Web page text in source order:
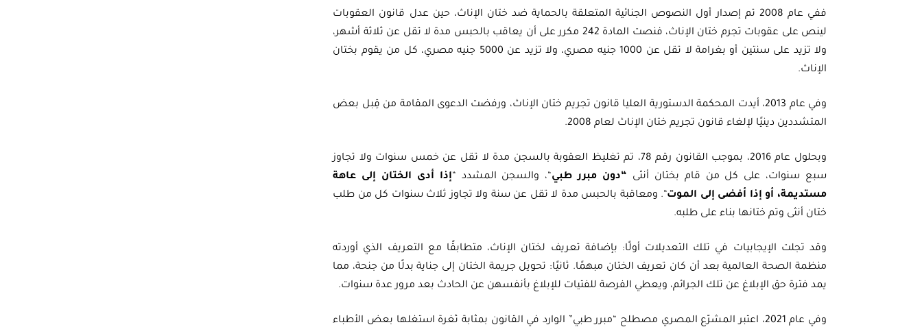
ففي عام 2008 تم إصدار أول النصوص الجنائية المتعلقة بالحماية ضد ختان الإناث، حين عدل قانون العقوبات
لينص على عقوبات تجرم ختان الإناث، فنصت المادة 242 مكرر على أن يعاقب بالحبس مدة لا تقل عن ثلاثة أشهر،
ولا تزيد على سنتين أو بغرامة لا تقل عن 1000 جنيه مصري، ولا تزيد عن 5000 جنيه مصري، كل من يقوم بختان
الإناث.
وفي عام 2013، أيدت المحكمة الدستورية العليا قانون تجريم ختان الإناث، ورفضت الدعوى المقامة من قِبل بعض
المتشددين دينيًا لإلغاء قانون تجريم ختان الإناث لعام 2008.
وبحلول عام 2016، بموجب القانون رقم 78، تم تغليظ العقوبة بالسجن مدة لا تقل عن خمس سنوات ولا تجاوز
سبع سنوات، على كل من قام بختان أنثى “دون مبرر طبي“، والسجن المشدد “إذا أدى الختان إلى عاهة
مستديمة، أو إذا أفضى إلى الموت“. ومعاقبة بالحبس مدة لا تقل عن سنة ولا تجاوز ثلاث سنوات كل من طلب
ختان أنثى وتم ختانها بناء على طلبه.
وقد تجلت الإيجابيات في تلك التعديلات أولًا: بإضافة تعريف لختان الإناث، متطابقًا مع التعريف الذي أوردته
منظمة الصحة العالمية بعد أن كان تعريف الختان مبهمًا. ثانيًا: تحويل جريمة الختان إلى جناية بدلًا من جنحة، مما
يمد فترة حق الإبلاغ عن تلك الجرائم، ويعطي الفرصة للفتيات للإبلاغ بأنفسهن عن الحادث بعد مرور عدة سنوات.
وفي عام 2021، اعتبر المشرّع المصري مصطلح “مبرر طبي” الوارد في القانون بمثابة ثغرة استغلها بعض الأطباء